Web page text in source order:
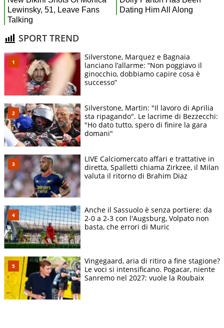
SPORT TREND
Silverstone, Marquez e Bagnaia
lanciano l’allarme: “Non poggiavo il
ginocchio, dobbiamo capire cosa è
successo”
Silverstone, Martin: "Il lavoro di Aprilia
sta ripagando". Le lacrime di Bezzecchi:
"Ho dato tutto, spero di finire la gara
domani"
LIVE Calciomercato affari e trattative in
diretta, Spalletti chiama Zirkzee, il Milan
valuta il ritorno di Brahim Diaz
Anche il Sassuolo è senza portiere: da
2-0 a 2-3 con l'Augsburg, Volpato non
basta, che errori di Muric
Vingegaard, aria di ritiro a fine stagione?
Le voci si intensificano. Pogacar, niente
Sanremo nel 2027: vuole la Roubaix